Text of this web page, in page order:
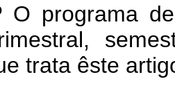
de
trata êste